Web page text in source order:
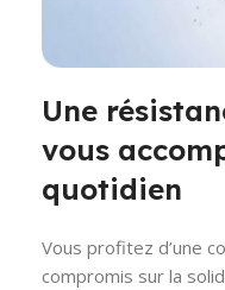
Une
vous
quotidien
Vous profitez d’une
compromis sur la